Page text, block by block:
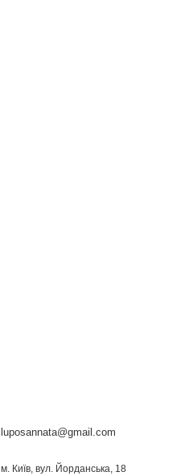
luposannata@gmail.com
м. Київ, вул. Йорданська, 18